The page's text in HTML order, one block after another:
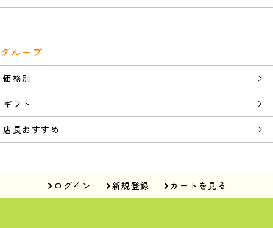
グループ
価格別
ギフト
店長おすすめ
ログイン 新規登録 カートを見る